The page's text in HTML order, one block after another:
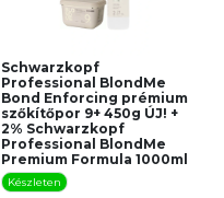
Schwarzkopf
Professional BlondMe
Bond Enforcing prémium
szőkítőpor 9+ 450g ÚJ! +
2% Schwarzkopf
Professional BlondMe
Premium Formula 1000ml
Készleten